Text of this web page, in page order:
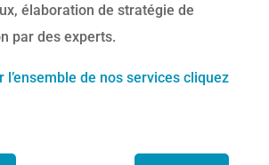
élaboration de stratégie de
par des experts.
l’ensemble de nos services cliquez